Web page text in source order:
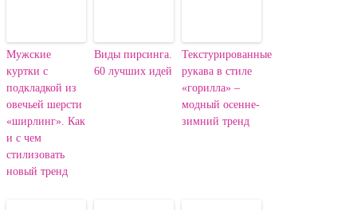
Мужские
куртки с
подкладкой из
овечьей шерсти
«ширлинг». Как
и с чем
стилизовать
новый тренд
Виды пирсинга.
60 лучших идей
Текстурированные
рукава в стиле
«горилла» –
модный осенне-
зимний тренд